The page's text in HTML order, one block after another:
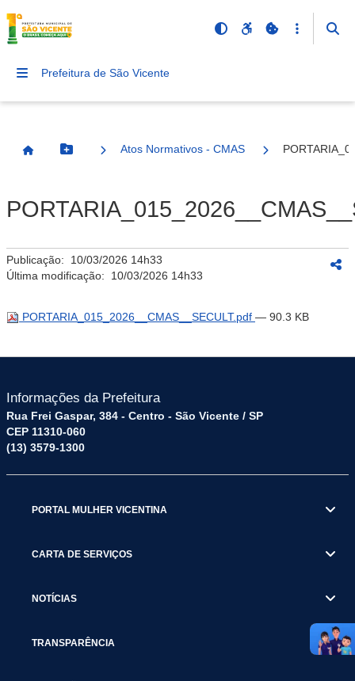
Prefeitura de São Vicente
Página InicialBotão Menu
Atos Normativos - CMAS
Publicação: 10/03/2026 14h33
Última modificação: 10/03/2026 14h33
PORTARIA_015_2026__CMAS__SECULT.pdf — 90.3 KB
Informações da Prefeitura
Rua Frei Gaspar, 384 - Centro - São Vicente / SP
CEP 11310-060
(13) 3579-1300
PORTAL MULHER VICENTINA
CARTA DE SERVIÇOS
NOTÍCIAS
TRANSPARÊNCIA